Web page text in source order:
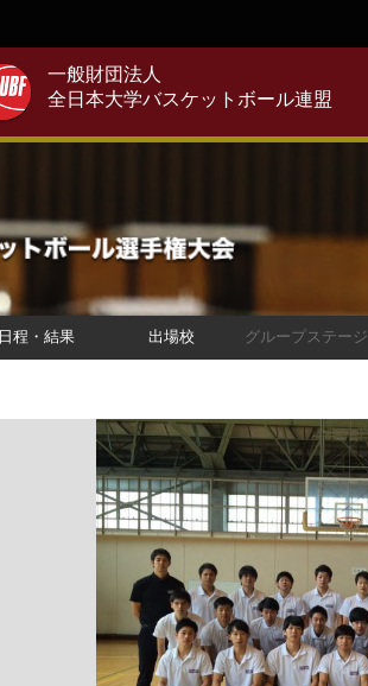
一般財団法人
全日本大学バスケットボール連盟
日程・結果 出場校 グループステージ